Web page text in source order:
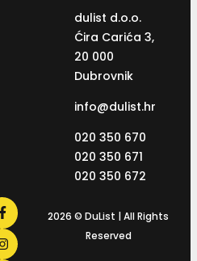
dulist d.o.o.
Ćira Carića 3,
20 000
Dubrovnik
info@dulist.hr
020 350 670
020 350 671
020 350 672
2026 © DuList | All Rights
Reserved